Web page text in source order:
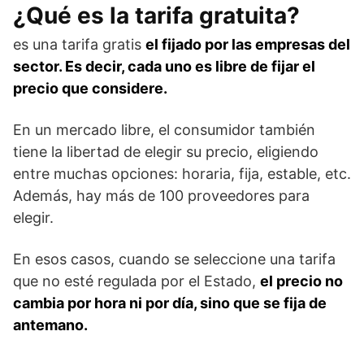
¿Qué es la tarifa gratuita?
es una tarifa gratis el fijado por las empresas del
sector. Es decir, cada uno es libre de fijar el
precio que considere.
En un mercado libre, el consumidor también
tiene la libertad de elegir su precio, eligiendo
entre muchas opciones: horaria, fija, estable, etc.
Además, hay más de 100 proveedores para
elegir.
En esos casos, cuando se seleccione una tarifa
que no esté regulada por el Estado, el precio no
cambia por hora ni por día, sino que se fija de
antemano.